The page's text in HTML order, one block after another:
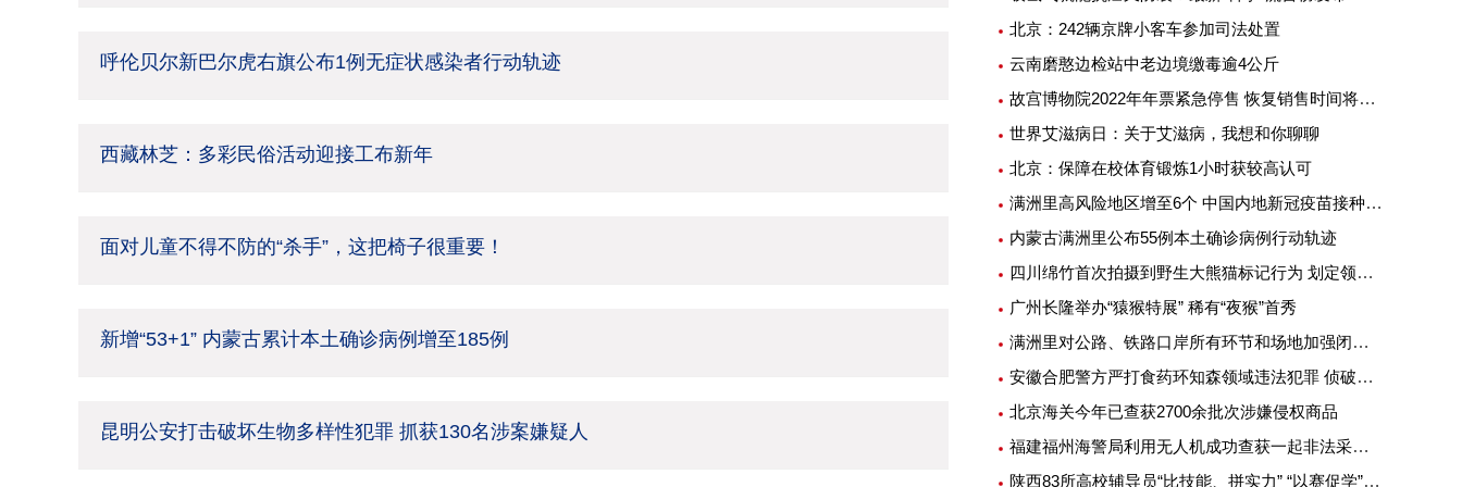
呼伦贝尔新巴尔虎右旗公布1例无症状感染者行动轨迹
西藏林芝：多彩民俗活动迎接工布新年
面对儿童不得不防的“杀手”，这把椅子很重要！
新增“53+1” 内蒙古累计本土确诊病例增至185例
昆明公安打击破坏生物多样性犯罪 抓获130名涉案嫌疑人
北京：242辆京牌小客车参加司法处置
云南磨憨边检站中老边境缴毒逾4公斤
故宫博物院2022年年票紧急停售 恢复销售时间将另行公告
世界艾滋病日：关于艾滋病，我想和你聊聊
北京：保障在校体育锻炼1小时获较高认可
满洲里高风险地区增至6个 中国内地新冠疫苗接种超25亿剂次
内蒙古满洲里公布55例本土确诊病例行动轨迹
四川绵竹首次拍摄到野生大熊猫标记行为 划定领地或吸引异性
广州长隆举办“猿猴特展” 稀有“夜猴”首秀
满洲里对公路、铁路口岸所有环节和场地加强闭环管理
安徽合肥警方严打食药环知森领域违法犯罪 侦破重特大案件14起
北京海关今年已查获2700余批次涉嫌侵权商品
福建福州海警局利用无人机成功查获一起非法采矿案
陕西83所高校辅导员“比技能、拼实力” “以赛促学”提升专业素质